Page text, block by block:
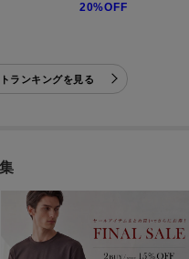
20%OFF
ランキングを見る